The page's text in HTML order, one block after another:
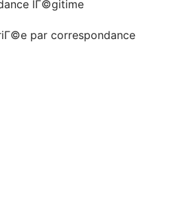
lГ©gitime
par correspondance